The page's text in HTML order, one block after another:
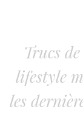
Trucs
lifestyle
les